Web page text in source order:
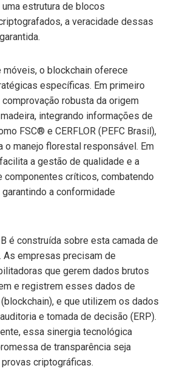
estrutura de blocos
a veracidade dessas
móveis, o blockchain oferece
específicas. Em primeiro
comprovação robusta da origem
integrando informações de
FSC® e CERFLOR (PEFC Brasil),
o manejo florestal responsável. Em
a gestão de qualidade e a
componentes críticos, combatendo
a conformidade
é construída sobre esta camada de
As empresas precisam de
que gerem dados brutos
e registrem esses dados de
e que utilizem os dados
e tomada de decisão (ERP).
essa sinergia tecnológica
de transparência seja
criptográficas.